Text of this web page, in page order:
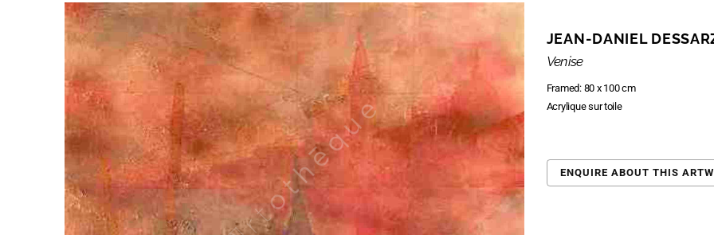
JEAN-DANIEL
Venise
Framed: 80 x 100 cm
Acrylique sur toile
ENQUIRE ABOUT THIS